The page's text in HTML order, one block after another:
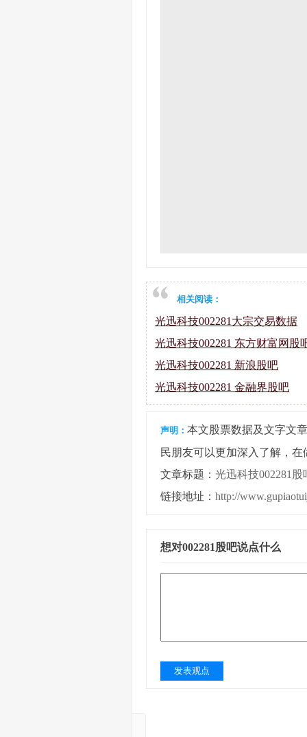
相关阅读：
光迅科技002281大宗交易数据
光迅科技002281 东方财富网股
光迅科技002281 新浪股吧
光迅科技002281 金融界股吧
声明： 本文股票数据及文字文
民朋友可以更加深入了解，
文章标题： 光迅科技002281股
链接地址： http://
想对002281股吧说点什么
发表观点